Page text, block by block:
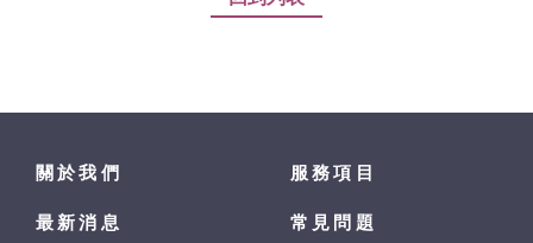
關於我們 服務項目
最新消息 常見問題